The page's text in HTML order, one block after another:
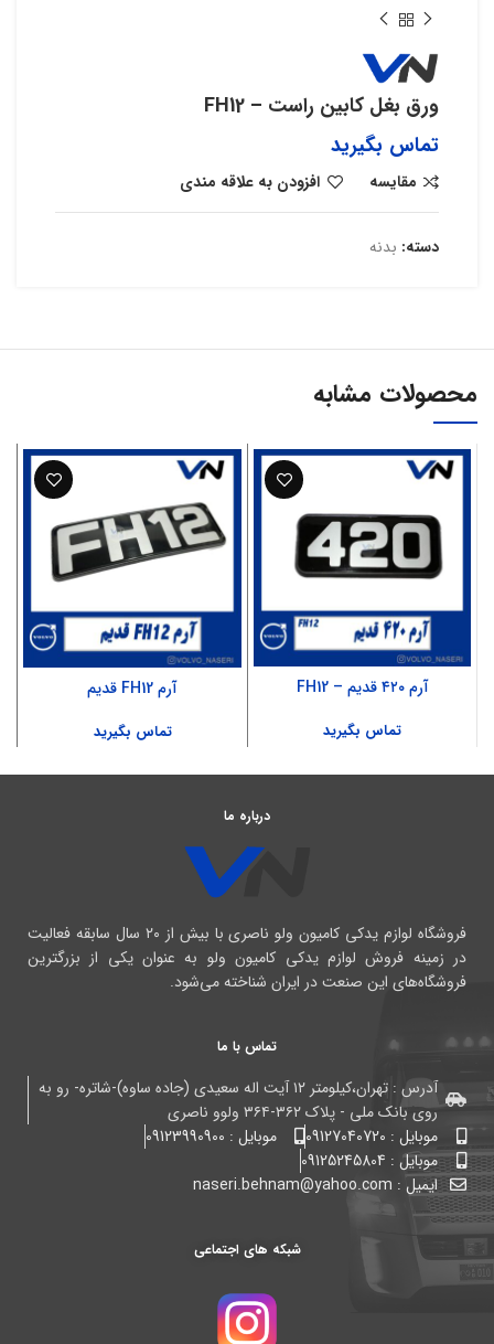
ورق بغل کابین راست – FH12
تماس بگیرید
مقایسه افزودن به علاقه مندی
دسته: بدنه
محصولات مشابه
آرم ۴۲۰ قدیم – FH12
تماس بگیرید
آرم FH12 قدیم
تماس بگیرید
درباره ما
فروشگاه لوازم یدکی کامیون ولو ناصری با بیش از ۲۰ سال سابقه فعالیت
در زمینه فروش لوازم یدکی کامیون ولو به عنوان یکی از بزرگترین
فروشگاه‌های این صنعت در ایران شناخته می‌شود.
تماس با ما
آدرس : تهران،کیلومتر ۱۲ آیت اله سعیدی (جاده ساوه)-شاتره- رو به
روی بانک ملی - پلاک ۳۶۲-۳۶۴ ولوو ناصری
موبایل : 09127040720
موبایل : 09123990900
موبایل : 09125245804
ایمیل : naseri.behnam@yahoo.com
شبکه های اجتماعی